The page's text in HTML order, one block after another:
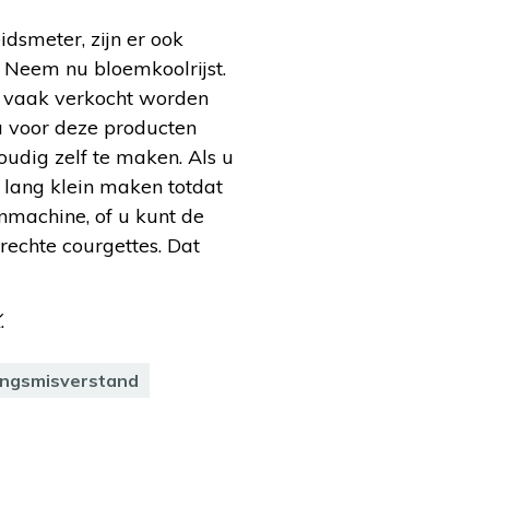
zijn er ook
nu bloemkoolrijst.
verkocht worden
voor deze producten
zelf te maken. Als u
klein maken totdat
of u kunt de
courgettes. Dat
.